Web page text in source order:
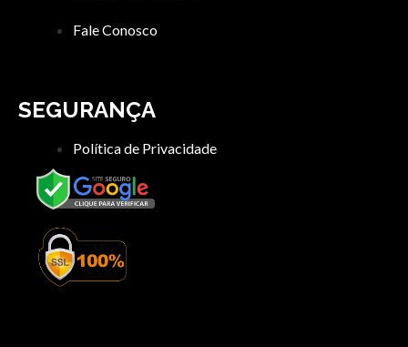
Fale Conosco
SEGURANÇA
Política de Privacidade